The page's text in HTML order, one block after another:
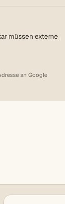
müssen externe
an Google